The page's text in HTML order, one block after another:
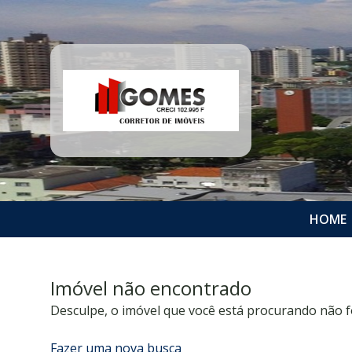
HOME
Imóvel não encontrado
Desculpe, o imóvel que você está procurando não
Fazer uma nova busca